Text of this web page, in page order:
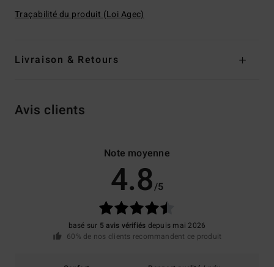
Traçabilité du produit (Loi Agec)
Livraison & Retours
Avis clients
Note moyenne
4.8/5
basé sur 5 avis vérifiés depuis mai 2026
60% de nos clients recommandent ce produit